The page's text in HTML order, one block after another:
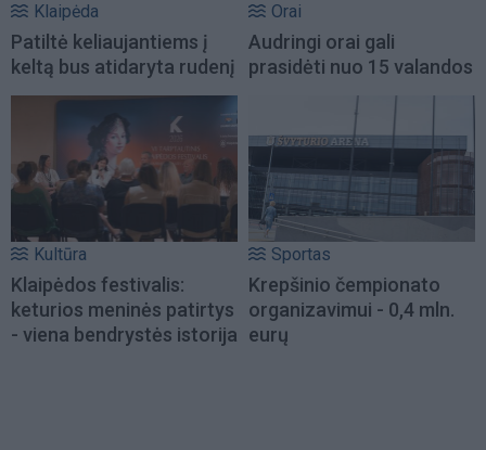
Klaipėda
Patiltė keliaujantiems į
keltą bus atidaryta rudenį
Orai
Audringi orai gali
prasidėti nuo 15 valandos
Kultūra
Klaipėdos festivalis:
keturios meninės patirtys
- viena bendrystės istorija
Sportas
Krepšinio čempionato
organizavimui - 0,4 mln.
eurų